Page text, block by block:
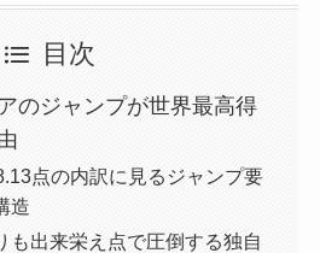
目次
のジャンプが世界最高得
点の内訳に見るジャンプ要
造
も出来栄え点で圧倒する独自